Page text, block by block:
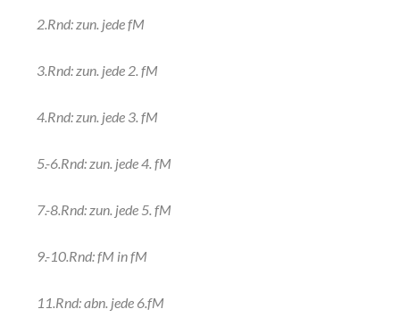
2.Rnd: zun. jede fM
3.Rnd: zun. jede 2. fM
4.Rnd: zun. jede 3. fM
5.-6.Rnd: zun. jede 4. fM
7.-8.Rnd: zun. jede 5. fM
9.-10.Rnd: fM in fM
11.Rnd: abn. jede 6.fM